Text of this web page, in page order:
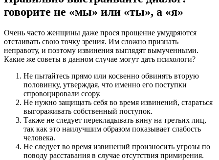
говорите не «мы» или «ты», а «я»
Очень часто женщины даже прося прощение умудряются
отстаивать свою точку зрения. Им сложно признать
неправоту, и поэтому извинения выглядят вымученными.
Какие же советы в данном случае могут дать психологи?
Не пытайтесь прямо или косвенно обвинять вторую
половинку, утверждая, что именно его поступки
спровоцировали ссору.
Не нужно защищать себя во время извинений, стараться
выгораживать собственный поступок.
Также не следует перекладывать вину на третьих лиц,
так как это наилучшим образом показывает слабость
человека.
Не следует во время извинений произносить угрозы по
поводу расставания в случае отсутствия примирения.